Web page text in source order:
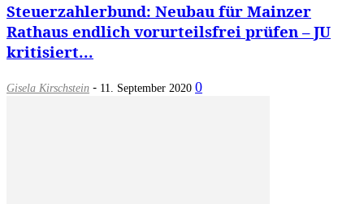
Steuerzahlerbund: Neubau für Mainzer
Rathaus endlich vorurteilsfrei prüfen – JU
kritisiert...
Gisela Kirschstein - 11. September 2020 0